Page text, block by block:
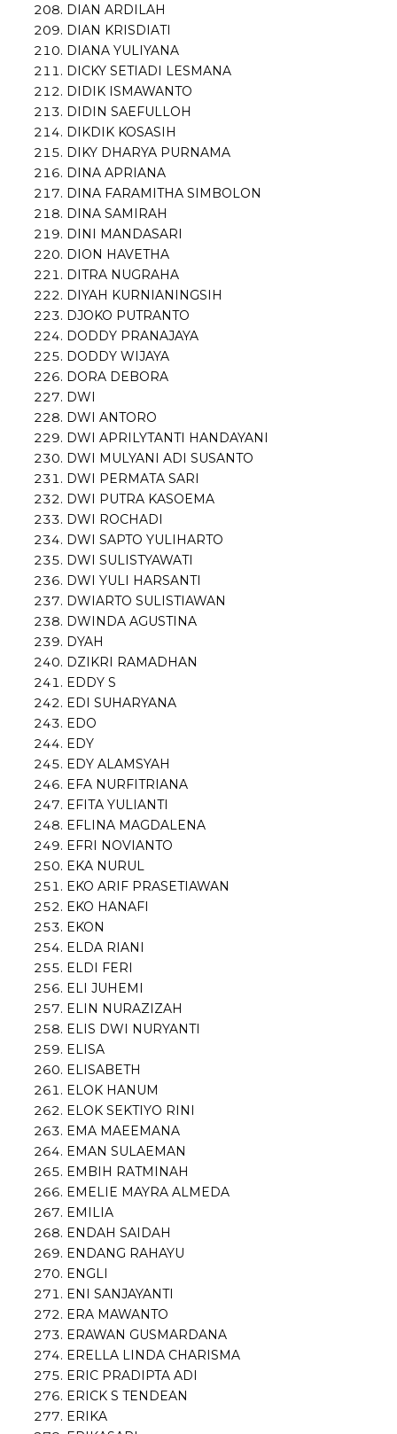
DIAN ARDILAH
DIAN KRISDIATI
DIANA YULIYANA
DICKY SETIADI LESMANA
DIDIK ISMAWANTO
DIDIN SAEFULLOH
DIKDIK KOSASIH
DIKY DHARYA PURNAMA
DINA APRIANA
DINA FARAMITHA SIMBOLON
DINA SAMIRAH
DINI MANDASARI
DION HAVETHA
DITRA NUGRAHA
DIYAH KURNIANINGSIH
DJOKO PUTRANTO
DODDY PRANAJAYA
DODDY WIJAYA
DORA DEBORA
DWI
DWI ANTORO
DWI APRILYTANTI HANDAYANI
DWI MULYANI ADI SUSANTO
DWI PERMATA SARI
DWI PUTRA KASOEMA
DWI ROCHADI
DWI SAPTO YULIHARTO
DWI SULISTYAWATI
DWI YULI HARSANTI
DWIARTO SULISTIAWAN
DWINDA AGUSTINA
DYAH
DZIKRI RAMADHAN
EDDY S
EDI SUHARYANA
EDO
EDY
EDY ALAMSYAH
EFA NURFITRIANA
EFITA YULIANTI
EFLINA MAGDALENA
EFRI NOVIANTO
EKA NURUL
EKO ARIF PRASETIAWAN
EKO HANAFI
EKON
ELDA RIANI
ELDI FERI
ELI JUHEMI
ELIN NURAZIZAH
ELIS DWI NURYANTI
ELISA
ELISABETH
ELOK HANUM
ELOK SEKTIYO RINI
EMA MAEEMANA
EMAN SULAEMAN
EMBIH RATMINAH
EMELIE MAYRA ALMEDA
EMILIA
ENDAH SAIDAH
ENDANG RAHAYU
ENGLI
ENI SANJAYANTI
ERA MAWANTO
ERAWAN GUSMARDANA
ERELLA LINDA CHARISMA
ERIC PRADIPTA ADI
ERICK S TENDEAN
ERIKA